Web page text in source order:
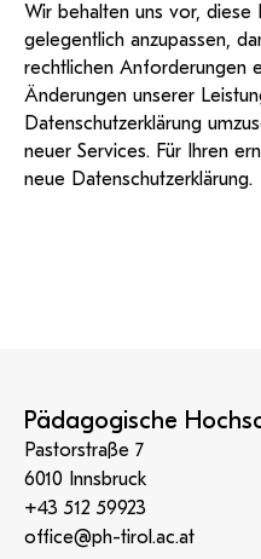
Wir behalten uns vor, diese
gelegentlich anzupassen,
rechtlichen Anforderungen
Änderungen unserer
Datenschutzerklärung
neuer Services. Für Ihren
neue Datenschutzerklärung.
Pädagogische
Pastorstraße 7
6010 Innsbruck
+43 512 59923
office@ph-tirol.ac.at